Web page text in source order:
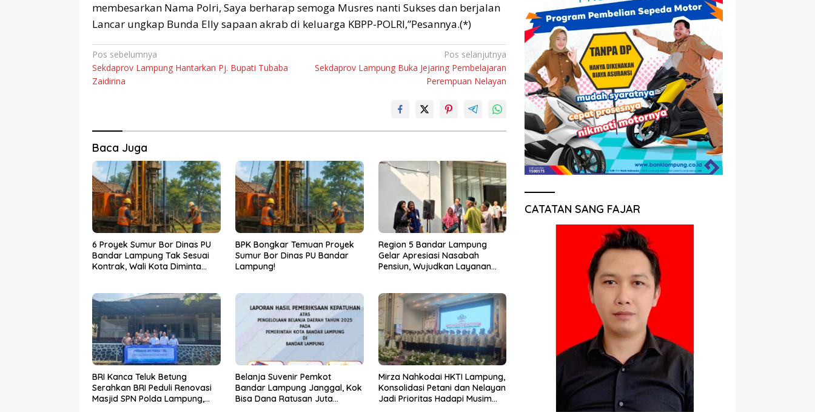
membesarkan Nama Polri, Saya berharap semoga Musres nanti Sukses dan berjalan
Lancar ungkap Bunda Elly sapaan akrab di keluarga KBPP-POLRI,”Pesannya.(*)
Navigasi
pos
Pos sebelumnya
Sekdaprov Lampung Hantarkan Pj. Bupati Tubaba
Zaidirina
Pos selanjutnya
Sekdaprov Lampung Buka Jejaring Pembelajaran
Perempuan Nelayan
Baca Juga
6 Proyek Sumur Bor Dinas PU
Bandar Lampung Tak Sesuai
Kontrak, Wali Kota Diminta
BPK Bongkar Temuan Proyek
Sumur Bor Dinas PU Bandar
Lampung!
Region 5 Bandar Lampung
Gelar Apresiasi Nasabah
Pensiun, Wujudkan Layanan
BRI Kanca Teluk Betung
Serahkan BRI Peduli Renovasi
Masjid SPN Polda Lampung,
Belanja Suvenir Pemkot
Bandar Lampung Janggal, Kok
Bisa Dana Ratusan Juta
Mirza Nahkodai HKTI Lampung,
Konsolidasi Petani dan Nelayan
Jadi Prioritas Hadapi Musim
CATATAN SANG FAJAR